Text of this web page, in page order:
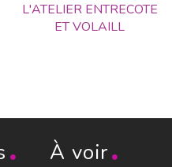
L'ATELIER ENTRECOTE
ET VOLAILL
À voir